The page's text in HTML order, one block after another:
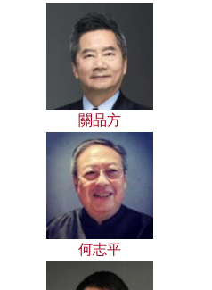
關品方
何志平